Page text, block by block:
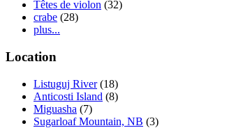
Têtes de violon (32)
crabe (28)
plus...
Location
Listuguj River(18)
Anticosti Island (8)
Miguasha (7)
Sugarloaf Mountain, NB (3)